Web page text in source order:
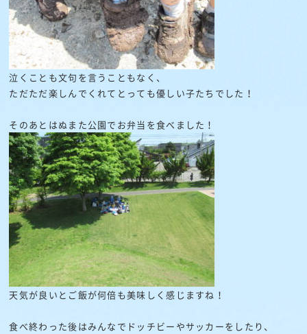
泣くことも文句を言うこともなく、
ただただ楽しんでくれてとっても優しい子たちでした！
そのあとはぬまた公園でお弁当を食べました！
天気が良いとご飯が何倍も美味しく感じますね！
食べ終わった後はみんなでドッチビーやサッカーをしたり、